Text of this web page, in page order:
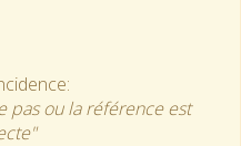
pas ou la référence est